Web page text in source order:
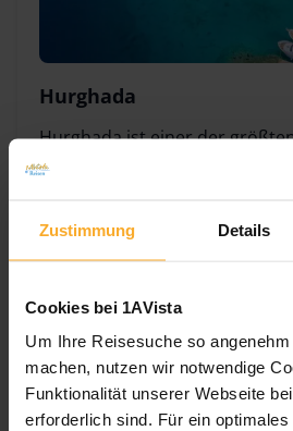
Zustimmung Details
Cookies bei 1AVista
Um Ihre Reisesuche so
machen, nutzen wir notwendige
Funktionalität unserer Webseite
erforderlich sind. Für ein optimales
Hurghada
Hurghada ist einer der
bekanntesten Urlaubsorte am
feinsandigen Strand und die
Unterwasserwelt. Der
Tauchrevier, zahlreiche
Schnorcheln und Kite Surfen
Die vorgelagerten
Erkunden der
ein und schon von der
man die farbenprächtigen